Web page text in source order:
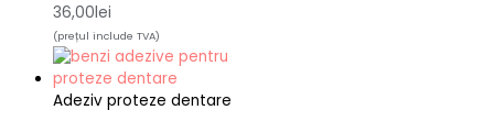
36,00lei
(prețul include TVA)
Adeziv proteze dentare